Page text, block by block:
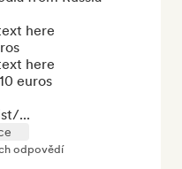
here
here
euros
...
odpovědí